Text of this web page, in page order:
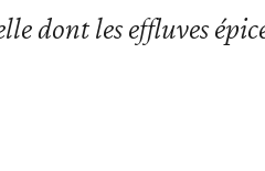
les effluves